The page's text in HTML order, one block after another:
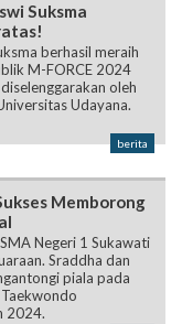
Suksma
berhasil meraih
M-FORCE 2024
oleh
Udayana.
berita
Memborong
Negeri 1 Sukawati
Sraddha dan
piala pada
2024.